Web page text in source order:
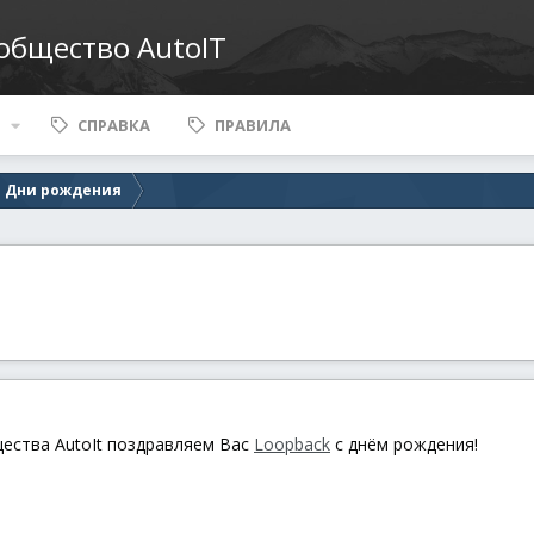
AutoIT
СПРАВКА ПРАВИЛА
Дни рождения
AutoIt поздравляем Вас Loopback с днём рождения!